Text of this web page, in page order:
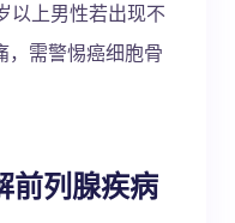
以上男性若出现不
，需警惕癌细胞骨
前列腺疾病